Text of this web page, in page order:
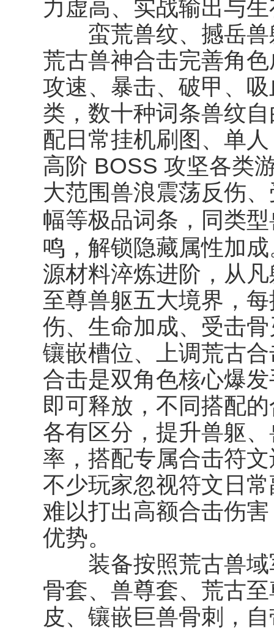
力虚高、实战输出与
蛮荒兽纹、撼岳兽
荒古兽神合击完善角
攻速、暴击、破甲、
类，数十种词条兽纹
配日常挂机刷图、单
高阶 BOSS 攻坚各类
大范围兽浪震荡反伤
幅等极品词条，同类
鸣 ，解锁隐藏属性加
源材料淬炼进阶，从
至尊兽躯五大境界，
伤、生命加成、受击
镶嵌槽位、上调荒古
合击是双角色核心爆
即可释放，不同搭配
各有区分，提升兽躯
率，搭配专属合击符
不少玩家忽视符文日
难以打出高额合击伤
优势。
装备按照荒古兽域
骨套、兽尊套、荒古
皮、镶嵌巨兽骨刺，